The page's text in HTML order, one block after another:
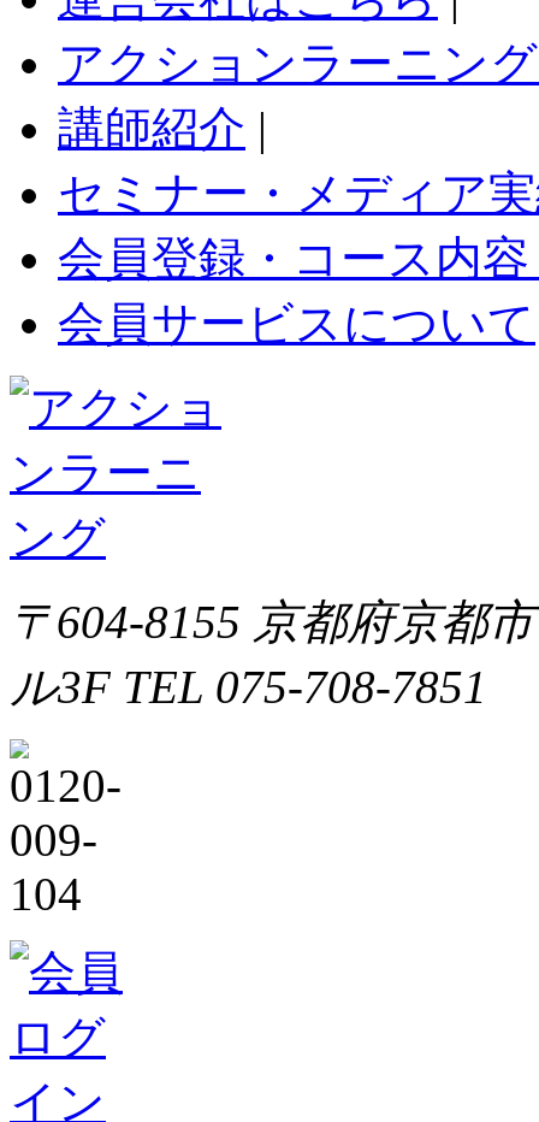
アクションラーニン
講師紹介 |
セミナー・メディア
会員登録・コース内
会員サービスについて
〒604-8155 京都府京都
ル3F TEL 075-708-7851